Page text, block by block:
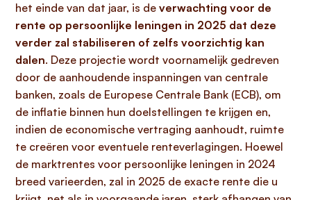
het einde van dat jaar, is de verwachting voor de
rente op persoonlijke leningen in 2025 dat deze
verder zal stabiliseren of zelfs voorzichtig kan
dalen. Deze projectie wordt voornamelijk gedreven
door de aanhoudende inspanningen van centrale
banken, zoals de Europese Centrale Bank (ECB), om
de inflatie binnen hun doelstellingen te krijgen en,
indien de economische vertraging aanhoudt, ruimte
te creëren voor eventuele renteverlagingen. Hoewel
de marktrentes voor persoonlijke leningen in 2024
breed varieerden, zal in 2025 de exacte rente die u